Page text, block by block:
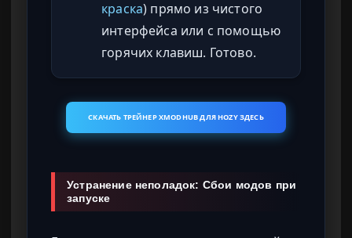
краска) прямо из чистого
интерфейса или с помощью
горячих клавиш. Готово.
СКАЧАТЬ ТРЕЙНЕР XMODHUB ДЛЯ HOZY ЗДЕСЬ
Устранение неполадок: Сбои модов при
запуске